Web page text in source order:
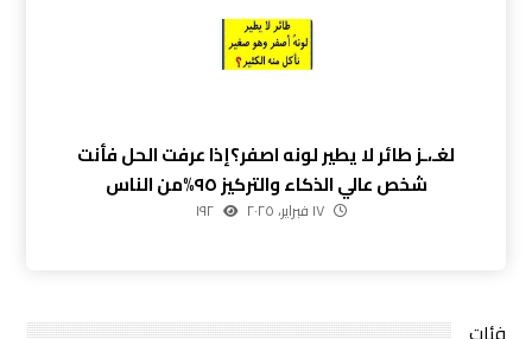
لغـ،ـز طائر لا يطير لونه اصفر؟إذا عرفت الحل فأنت
شخص عالي الذكاء والتركيز ٩٥%من الناس
١٧ فبراير، ٢٠٢٥ ١٩٢